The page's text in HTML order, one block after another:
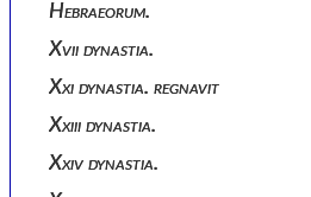
Hebraeorum.
Xvii dynastia.
Xxi dynastia. regnavit
Xxiii dynastia.
Xxiv dynastia.